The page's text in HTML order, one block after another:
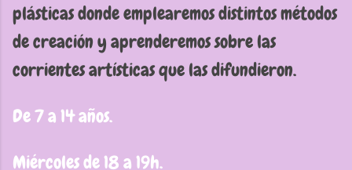
plásticas donde emplearemos distintos métodos
de creación y aprenderemos sobre las
corrientes artísticas que las difundieron.
De 7 a 14 años.
Miércoles de 18 a 19h.